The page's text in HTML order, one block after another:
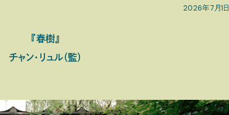
2026年7月1日
『春樹』
チャン・リュル（監）